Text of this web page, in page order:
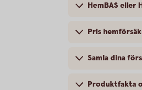
HemBAS eller
Pris
Samla dina
Produktfakta